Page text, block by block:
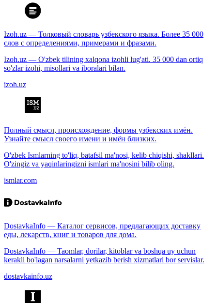
Izoh.uz — Толковый словарь узбекского языка. Более 35 000
слов с определениями, примерами и фразами.
Izoh.uz — O'zbek tilining xalqona izohli lug'ati. 35 000 dan ortiq
so'zlar izohi, misollari va iboralari bilan.
izoh.uz
Полный смысл, происхождение, формы узбекских имён.
Узнайте смысл своего имени и имён близких.
O'zbek Ismlarning to'liq, batafsil ma'nosi, kelib chiqishi, shakllari.
O'zingiz va yaqinlaringizni ismlari ma'nosini bilib oling.
ismlar.com
DostavkaInfo — Каталог сервисов, предлагающих доставку
еды, лекарств, книг и товаров для дома.
DostavkaInfo — Taomlar, dorilar, kitoblar va boshqa uy uchun
kerakli bo'lagan narsalarni yetkazib berish xizmatlari bor servislar.
dostavkainfo.uz